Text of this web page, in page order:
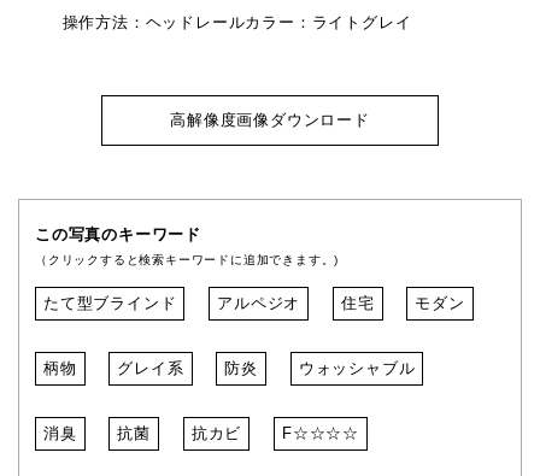
操作方法：ヘッドレールカラー：ライトグレイ
高解像度画像ダウンロード
この写真のキーワード
（クリックすると検索キーワードに追加できます。)
たて型ブラインド アルペジオ 住宅 モダン
柄物 グレイ系 防炎 ウォッシャブル
消臭 抗菌 抗カビ F☆☆☆☆